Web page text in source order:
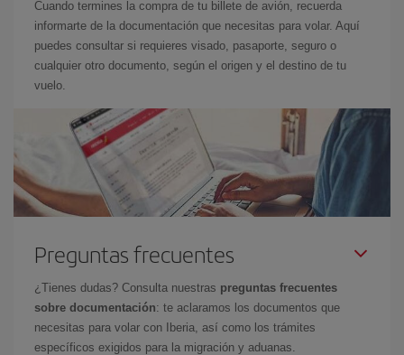
Cuando termines la compra de tu billete de avión, recuerda
informarte de la documentación que necesitas para volar. Aquí
puedes consultar si requieres visado, pasaporte, seguro o
cualquier otro documento, según el origen y el destino de tu
vuelo.
Preguntas frecuentes
¿Tienes dudas? Consulta nuestras preguntas frecuentes
sobre documentación: te aclaramos los documentos que
necesitas para volar con Iberia, así como los trámites
específicos exigidos para la migración y aduanas.